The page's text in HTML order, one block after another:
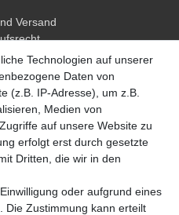
Versand
Technologien auf unserer
Daten von
(z.B. IP-Adresse), um z.B.
Medien von
auf unsere Website zu
erfolgt erst durch gesetzte
Dritten, die wir in den
oder aufgrund eines
Die Zustimmung kann erteilt